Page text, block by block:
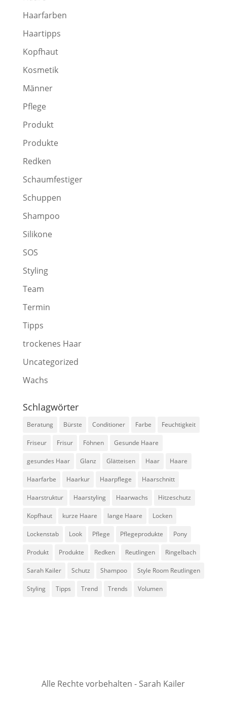
Haarfarben
Haartipps
Kopfhaut
Kosmetik
Männer
Pflege
Produkt
Produkte
Redken
Schaumfestiger
Schuppen
Shampoo
Silikone
SOS
Styling
Team
Termin
Tipps
trockenes Haar
Uncategorized
Wachs
Schlagwörter
Beratung Bürste Conditioner Farbe Feuchtigkeit
Friseur Frisur Föhnen Gesunde Haare
gesundes Haar Glanz Glätteisen Haar Haare
Haarfarbe Haarkur Haarpflege Haarschnitt
Haarstruktur Haarstyling Haarwachs Hitzeschutz
Kopfhaut kurze Haare lange Haare Locken
Lockenstab Look Pflege Pflegeprodukte Pony
Produkt Produkte Redken Reutlingen Ringelbach
Sarah Kailer Schutz Shampoo Style Room Reutlingen
Styling Tipps Trend Trends Volumen
Alle Rechte vorbehalten - Sarah Kailer